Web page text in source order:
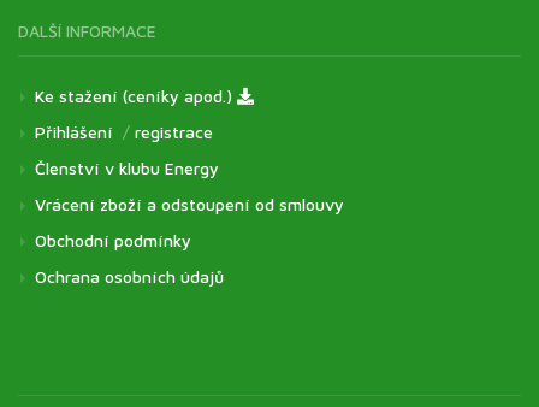
DALŠÍ INFORMACE
Ke stažení (ceníky apod.)
Přihlášení / registrace
Členství v klubu Energy
Vrácení zboží a odstoupení od smlouvy
Obchodní podmínky
Ochrana osobních údajů